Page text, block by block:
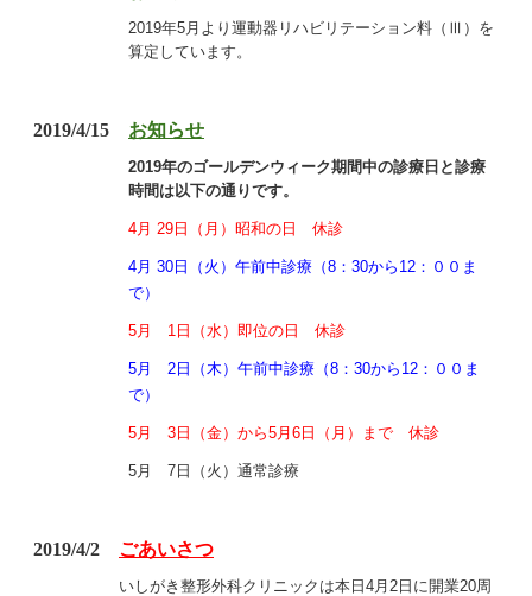
2019年5月より運動器リハビリテーション料（Ⅲ）を
算定しています。
2019/4/15 お知らせ
2019年のゴールデンウィーク期間中の診療日と診療
時間は以下の通りです。
4月 29日（月）昭和の日 休診
4月 30日（火）午前中診療（8：30から12：００ま
で）
5月 1日（水）即位の日 休診
5月 2日（木）午前中診療（8：30から12：００ま
で）
5月 3日（金）から5月6日（月）まで 休診
5月 7日（火）通常診療
2019/4/2 ごあいさつ
いしがき整形外科クリニックは本日4月2日に開業20周